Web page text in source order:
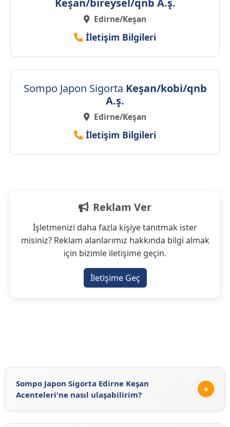
Keşan/bireysel/qnb A.ş.
Edirne/Keşan
İletişim Bilgileri
Sompo Japon Sigorta Keşan/kobi/qnb
A.ş.
Edirne/Keşan
İletişim Bilgileri
Reklam Ver
İşletmenizi daha fazla kişiye tanıtmak ister
misiniz? Reklam alanlarımız hakkında bilgi almak
için bizimle iletişime geçin.
İletişime Geç
Sompo Japon Sigorta Edirne Keşan
Acenteleri'ne nasıl ulaşabilirim?
+